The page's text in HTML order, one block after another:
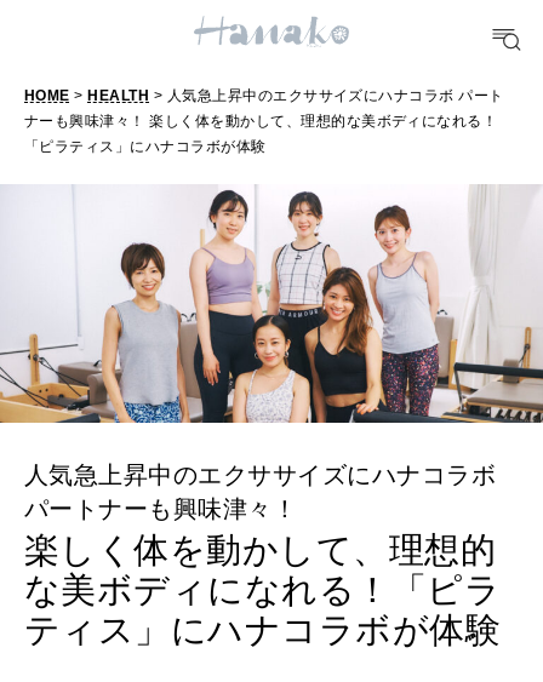
10 CATEGORIES
おいしい
TRAVEL
どこ行く？
FORTUNE
[12星座別] Weekly Holoscope
[12星座別] Monthly Love Holoscope
女神まり愛のタロットメッセージ
HEALTH
自分にやさしく
HOME > HEALTH > 人気急上昇中のエクササイズにハナコラボ パート
ナーも興味津々！ 楽しく体を動かして、理想的な美ボディになれる！
「ピラティス」にハナコラボが体験
人気急上昇中のエクササイズにハナコラボ
パートナーも興味津々！
楽しく体を動かして、理想的
な美ボディになれる！「ピラ
ティス」にハナコラボが体験